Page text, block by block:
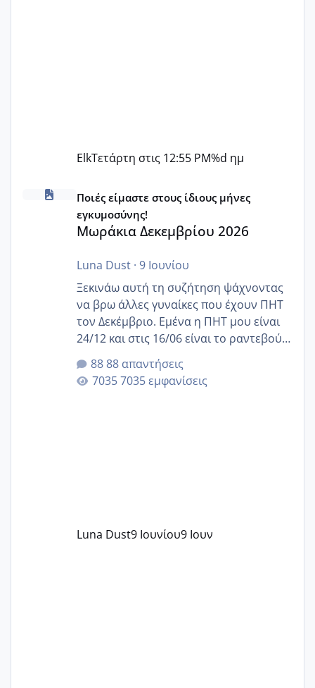
ElkΤετάρτη στις 12:55 PM%d ημ
Μωράκια Δεκεμβρίου 2026
Ποιές είμαστε στους ίδιους μήνες
εγκυμοσύνης!
Μωράκια Δεκεμβρίου 2026
Luna Dust· 9 Ιουνίου
Ξεκινάω αυτή τη συζήτηση ψάχνοντας
να βρω άλλες γυναίκες που έχουν ΠΗΤ
τον Δεκέμβριο. Εμένα η ΠΗΤ μου είναι
24/12 και στις 16/06 είναι το ραντεβού
της αυχενικής διαφάνειας. Έχω αρκετό
άγχος και οι μέρες δεν φαίνεται να
περνάνε με τίποτα.
88 απαντήσεις
7035 εμφανίσεις
Luna Dust9 Ιουνίου9 Ιουν